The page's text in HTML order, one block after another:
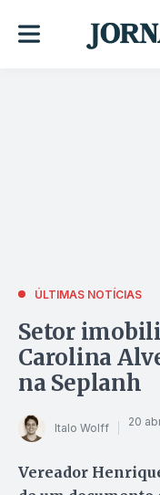
ÚLTIMAS NOTÍCIAS
Setor
Carolina
na Seplanh
Italo Wolff 20
Vereador